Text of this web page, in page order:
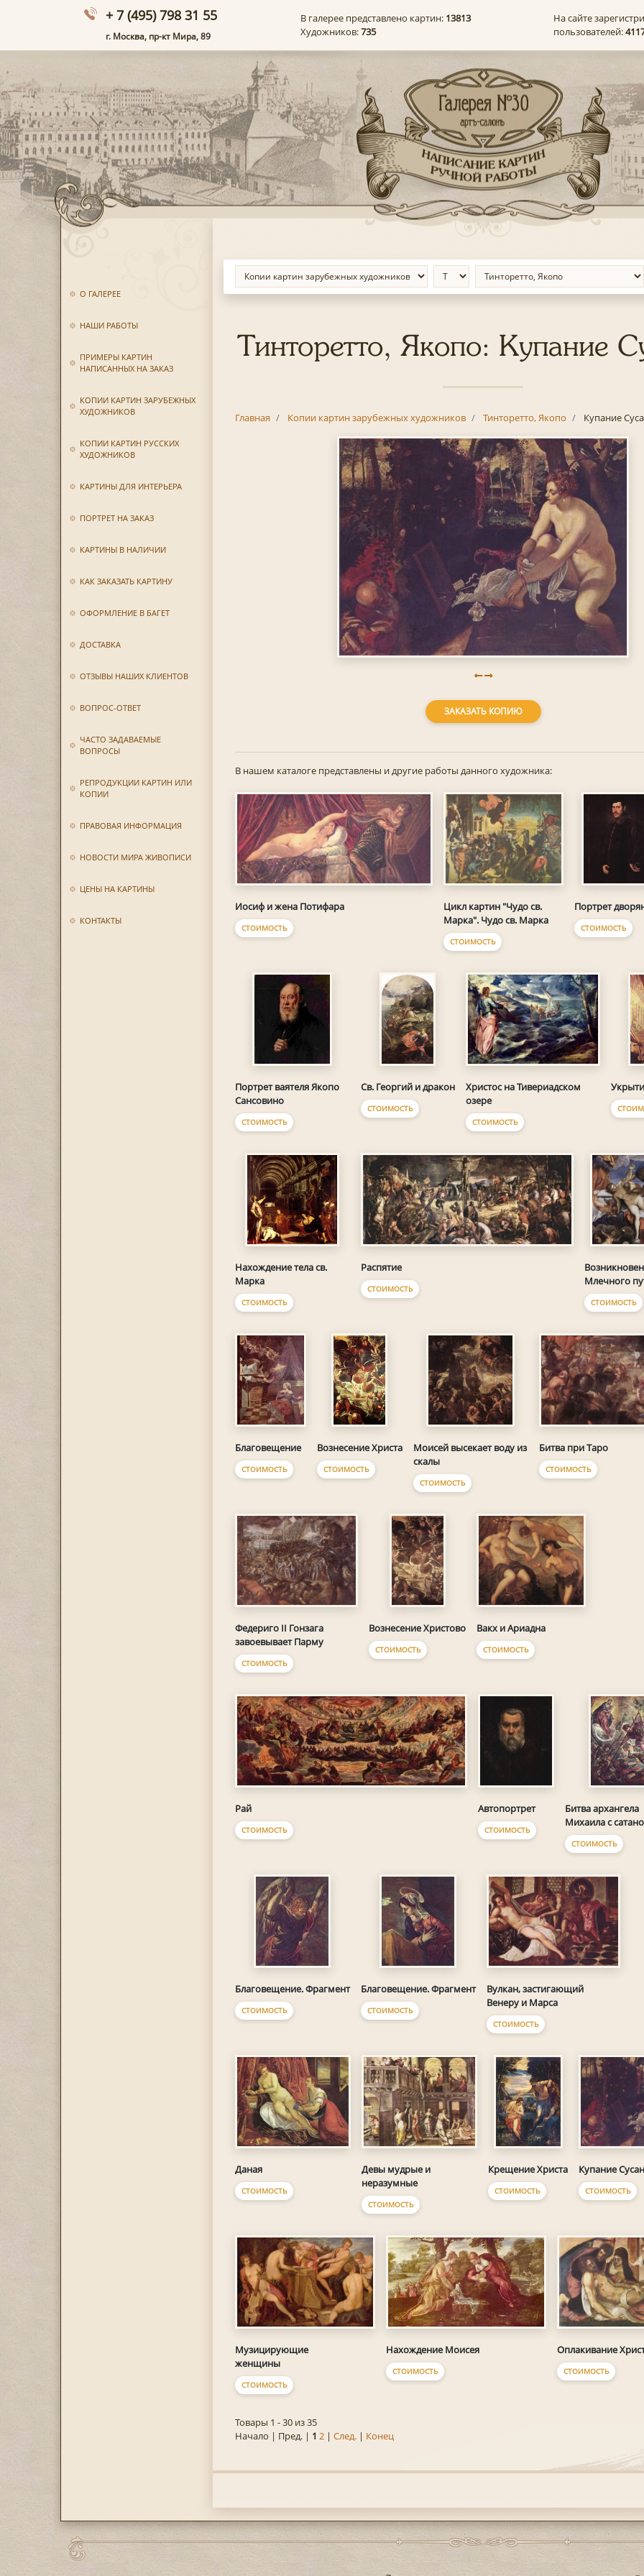
+ 7 (495) 798 31 55
г. Москва, пр-кт Мира, 89
В галерее представлено картин: 13813
Художников:735
На сайте
пользователей:
О ГАЛЕРЕЕ
НАШИ РАБОТЫ
ПРИМЕРЫ КАРТИН
НАПИСАННЫХ НА ЗАКАЗ
КОПИИ КАРТИН ЗАРУБЕЖНЫХ
ХУДОЖНИКОВ
КОПИИ КАРТИН РУССКИХ
ХУДОЖНИКОВ
КАРТИНЫ ДЛЯ ИНТЕРЬЕРА
ПОРТРЕТ НА ЗАКАЗ
КАРТИНЫ В НАЛИЧИИ
КАК ЗАКАЗАТЬ КАРТИНУ
ОФОРМЛЕНИЕ В БАГЕТ
ДОСТАВКА
ОТЗЫВЫ НАШИХ КЛИЕНТОВ
ВОПРОС-ОТВЕТ
ЧАСТО ЗАДАВАЕМЫЕ
ВОПРОСЫ
РЕПРОДУКЦИИ КАРТИН ИЛИ
КОПИИ
ПРАВОВАЯ ИНФОРМАЦИЯ
НОВОСТИ МИРА ЖИВОПИСИ
ЦЕНЫ НА КАРТИНЫ
КОНТАКТЫ
Тинторетто, Якопо: Купание
Главная Копии картин зарубежных художников Тинторетто, Якопо Купание
ЗАКАЗАТЬ КОПИЮ
В нашем каталоге представлены и другие работы данного художника:
Иосиф и жена Потифара
СТОИМОСТЬ
Цикл картин "Чудо св.
Марка". Чудо св. Марка
СТОИМОСТЬ
Портрет
СТОИМОСТЬ
Портрет ваятеля Якопо
Сансовино
СТОИМОСТЬ
Св. Георгий и дракон
СТОИМОСТЬ
Христос на Тивериадском
озере
СТОИМОСТЬ
Нахождение тела св.
Марка
СТОИМОСТЬ
Распятие
СТОИМОСТЬ
Млечного
СТОИМОСТЬ
Благовещение
СТОИМОСТЬ
Вознесение Христа
СТОИМОСТЬ
Моисей высекает воду из
скалы
СТОИМОСТЬ
Битва при Таро
СТОИМОСТЬ
Федериго II Гонзага
завоевывает Парму
СТОИМОСТЬ
Вознесение Христово
СТОИМОСТЬ
Вакх и Ариадна
СТОИМОСТЬ
Рай
СТОИМОСТЬ
Автопортрет
СТОИМОСТЬ
Битва архангела
Михаила с
СТОИМОСТЬ
Благовещение. Фрагмент
СТОИМОСТЬ
Благовещение. Фрагмент
СТОИМОСТЬ
Вулкан, застигающий
Венеру и Марса
СТОИМОСТЬ
Даная
СТОИМОСТЬ
Девы мудрые и
неразумные
СТОИМОСТЬ
Крещение Христа
СТОИМОСТЬ
Купание
СТОИМОСТЬ
Музицирующие
женщины
СТОИМОСТЬ
Нахождение Моисея
СТОИМОСТЬ
Оплакивание
СТОИМОСТЬ
Товары 1 - 30 из 35
Начало | Пред. | 1 2| След.| Конец